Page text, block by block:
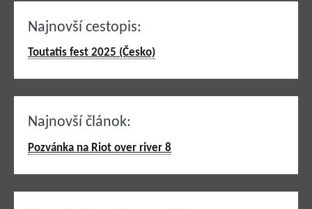
Najnovší cestopis:
Toutatis fest 2025 (Česko)
Najnovší článok:
Pozvánka na Riot over river 8